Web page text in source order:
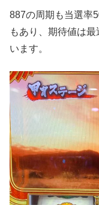
887の周期も当選率
もあり、期待値は
います。